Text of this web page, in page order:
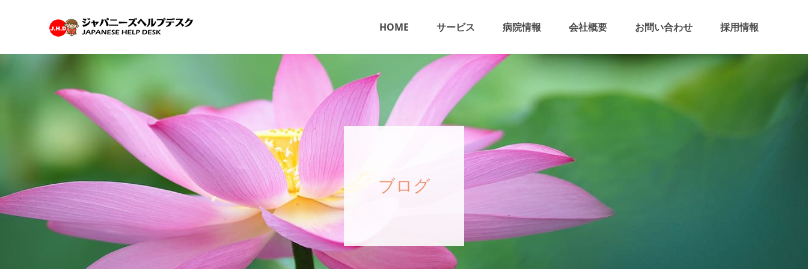
HOME サービス 病院情報 会社概要 お問い合わせ 採用情報
ブログ